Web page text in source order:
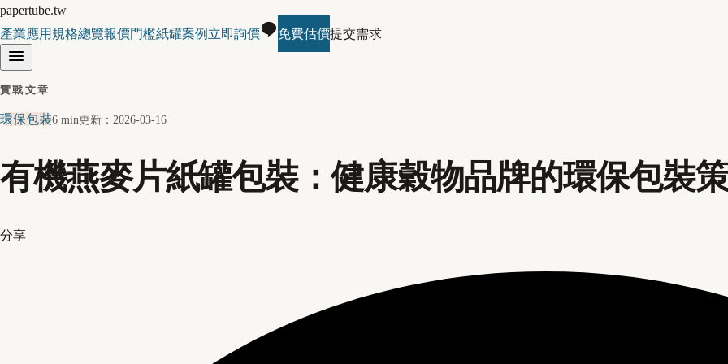
papertube.tw
產業應用 規格總覽報價門檻紙罐案例 立即詢價 免費估價提交需求
實戰文章
環保包裝6 min更新： 2026-03-16
有機燕麥片紙罐包裝：健康穀物品牌的環保包裝
分享